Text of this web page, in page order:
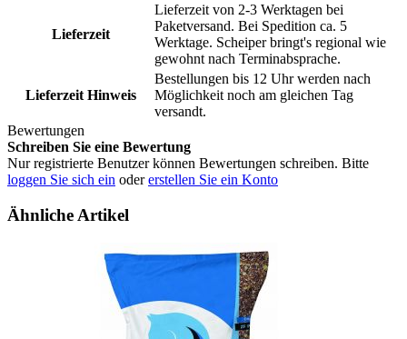
Lieferzeit
Lieferzeit von 2-3 Werktagen bei
Paketversand. Bei Spedition ca. 5
Werktage. Scheiper bringt's regional wie
gewohnt nach Terminabsprache.
Lieferzeit Hinweis
Bestellungen bis 12 Uhr werden nach
Möglichkeit noch am gleichen Tag
versandt.
Bewertungen
Schreiben Sie eine Bewertung
Nur registrierte Benutzer können Bewertungen schreiben. Bitte
loggen Sie sich ein odererstellen Sie ein Konto
Ähnliche Artikel